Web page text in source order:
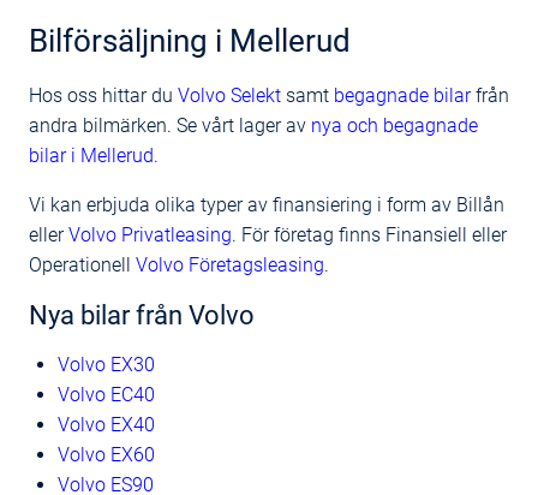
Bilförsäljning i Mellerud
Hos oss hittar du Volvo Selekt samt begagnade bilarfrån
andra bilmärken. Se vårt lager av nya och begagnade
bilar i Mellerud.
Vi kan erbjuda olika typer av finansiering i form av Billån
ellerVolvo Privatleasing. För företag finns Finansiell eller
Operationell Volvo Företagsleasing.
Nya bilar från Volvo
Volvo EX30
Volvo EC40
Volvo EX40
Volvo EX60
Volvo ES90